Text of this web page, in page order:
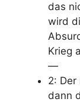
das
wird
Krieg
—
2:
dann